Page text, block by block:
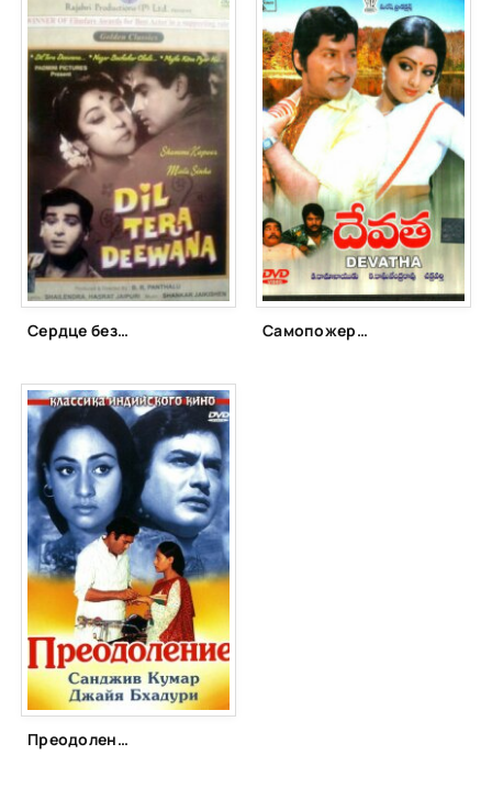
Сердце безрассудно (1962) Самопожертвование (1982)
Преодоление (1972)